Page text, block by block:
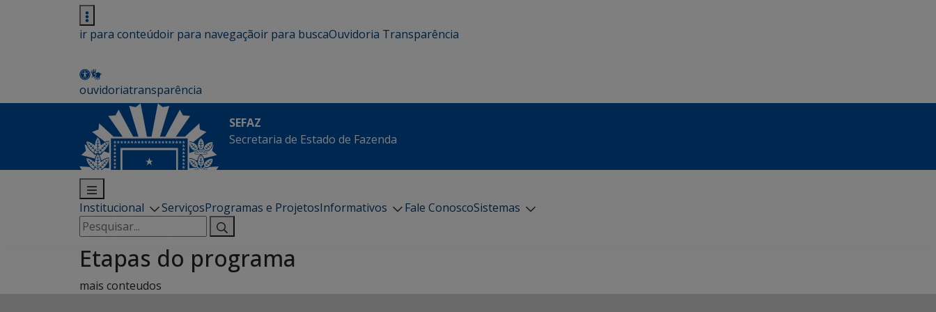
ir para conteúdoir para navegaçãoir para buscaOuvidoria Transparência
ouvidoriatransparência
SEFAZ
Secretaria de Estado de Fazenda
Institucional ServiçosProgramas e ProjetosInformativos Fale ConoscoSistemas
Pesquisar
por:
Etapas do programa
mais conteudos